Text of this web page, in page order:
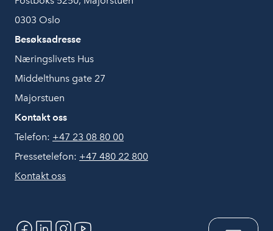
0303 Oslo
Besøksadresse
Næringslivets Hus
Middelthuns gate 27
Majorstuen
Kontakt oss
Telefon: +47 23 08 80 00
Pressetelefon: +47 480 22 800
Kontakt oss